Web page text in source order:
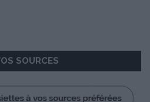
SOURCES